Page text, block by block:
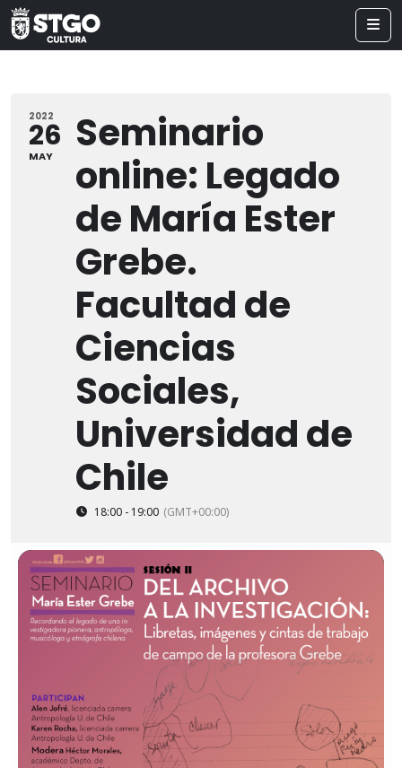
2022
26
MAY
Seminario
online: Legado
de María Ester
Grebe.
Facultad de
Ciencias
Sociales,
Universidad de
Chile
18:00 - 19:00 (GMT+00:00)